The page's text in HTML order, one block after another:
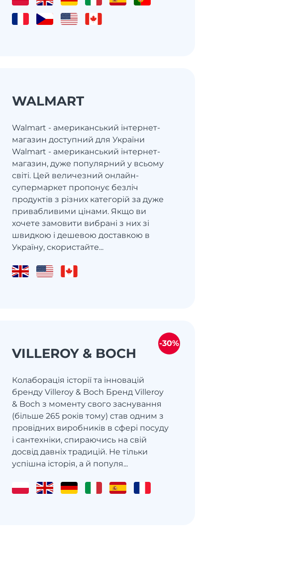
WALMART
Walmart - американський інтернет-
магазин доступний для України
Walmart - американський інтернет-
магазин, дуже популярний у всьому
світі. Цей величезний онлайн-
супермаркет пропонує безліч
продуктів з різних категорій за дуже
привабливими цінами. Якщо ви
хочете замовити вибрані з них зі
швидкою і дешевою доставкою в
Україну, скористайте...
VILLEROY & BOCH
Колаборація історії та інновацій
бренду Villeroy & Boch Бренд Villeroy
& Boch з моменту свого заснування
(більше 265 років тому) став одним з
провідних виробників в сфері посуду
і сантехніки, спираючись на свій
досвід давніх традицій. Не тільки
успішна історія, а й популя...
-30%